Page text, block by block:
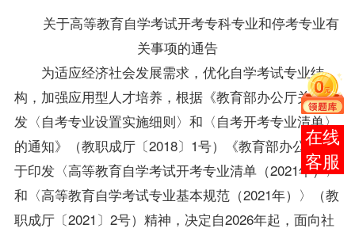
关于高等教育自学考试开考专科专业和停考专业有
关事项的通告
为适应经济社会发展需求 ， 优化自学考试专业结
构 ， 加强应用型 人 才培养 ， 根据《教育部办公厅关于印
发〈自考专业设置实施细则〉 和 〈自考开考专业清单〉
的通知》 （教职成厅〔2018〕 1号） 《教育部办公厅关
于印发〈高等教育自学考试开考专业清单（2021年）〉
和 〈高等教育自学考试专业基本规范（2021年） 〉 （教
职成厅〔2021 〕 2号） 精神 ， 决定自2026年起 ， 面向社
报考
咨询